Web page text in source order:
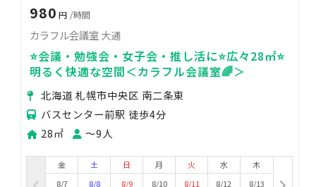
980 円 /時間
カラフル会議室 大通
⭐️会議・勉強会・女子会・推し活に⭐️広々28㎡⭐️
明るく快適な空間＜カラフル会議室🌈＞
北海道 札幌市中央区 南二条東
バスセンター前駅 徒歩4分
28㎡
〜9人
金
8/7
土
8/8
日
8/9
月
8/10
火
8/11
水
8/12
木
8/13